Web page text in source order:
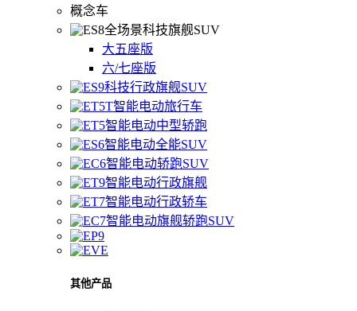
概念车
全场景科技旗舰SUV
大五座版
六/七座版
科技行政旗舰SUV
智能电动旅行车
智能电动中型轿跑
智能电动全能SUV
智能电动轿跑SUV
智能电动行政旗舰
智能电动行政轿车
智能电动旗舰轿跑SUV
其他产品